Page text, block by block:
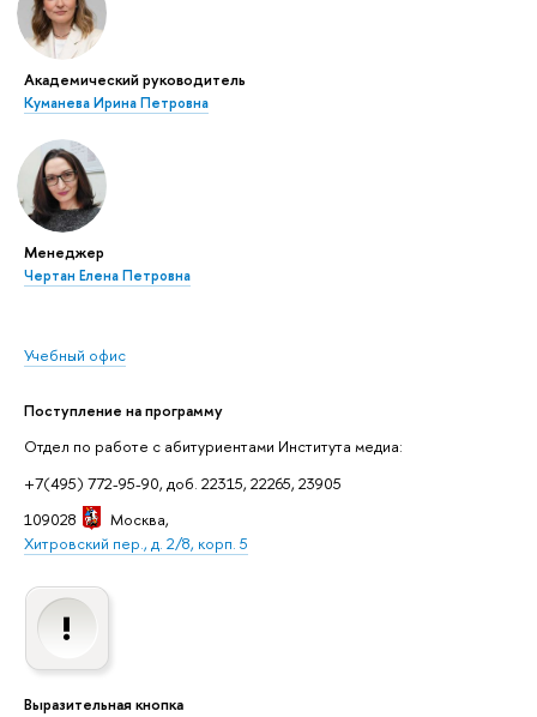
Академический руководитель
Куманева Ирина Петровна
Менеджер
Чертан Елена Петровна
Учебный офис
Поступление на программу
Отдел по работе с абитуриентами Института медиа:
+7(495) 772-95-90, доб. 22315, 22265, 23905
109028
Москва,
Хитровский пер., д. 2/8, корп. 5
Выразительная кнопка